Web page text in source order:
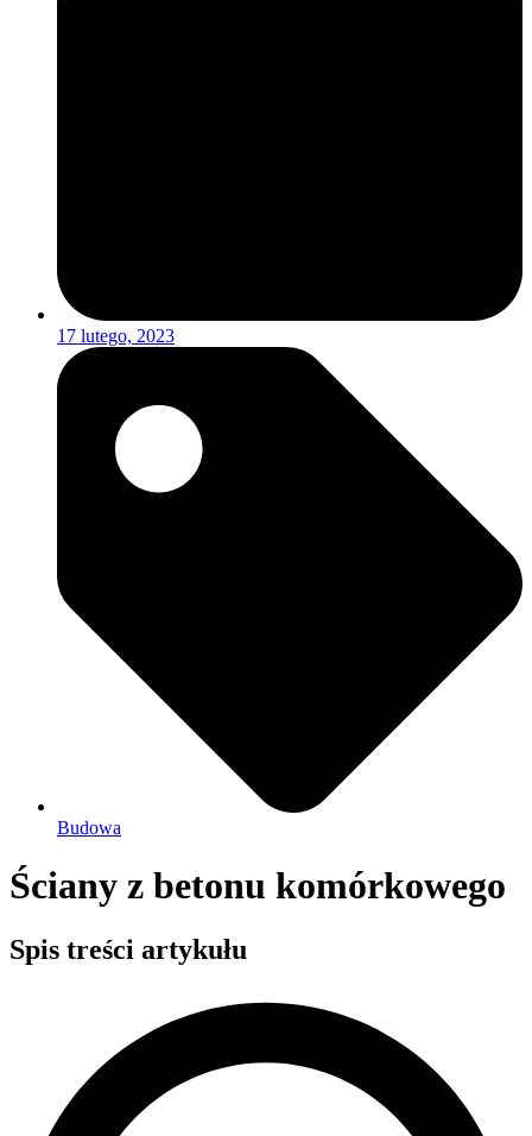
17 lutego, 2023
Budowa
Ściany z betonu komórkowego
Spis treści artykułu